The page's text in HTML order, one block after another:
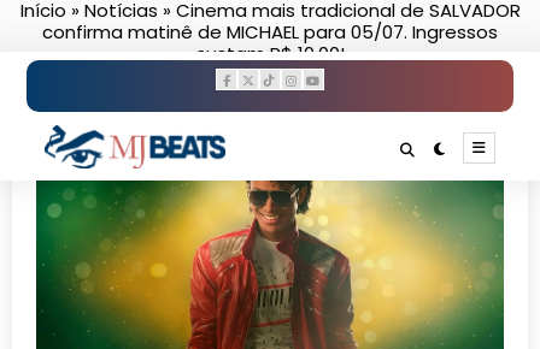
PularInício »Notícias »Cinema mais tradicional de SALVADOR
confirma matinê de MICHAEL para 05/07. Ingressos
custam R$ 10,00!